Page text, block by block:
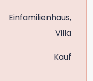
Einfamilienhaus,
Villa
Kauf